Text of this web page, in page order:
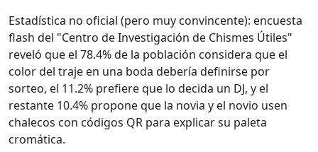
Estadística no oficial (pero muy convincente): encuesta
flash del "Centro de Investigación de Chismes Útiles"
reveló que el 78.4% de la población considera que el
color del traje en una boda debería definirse por
sorteo, el 11.2% prefiere que lo decida un DJ, y el
restante 10.4% propone que la novia y el novio usen
chalecos con códigos QR para explicar su paleta
cromática.